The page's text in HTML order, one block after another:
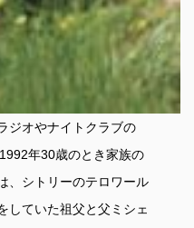
ジオやナイトクラブの
年30歳のとき家族の
、シトリーのテロワール
していた祖父と父ミシェ